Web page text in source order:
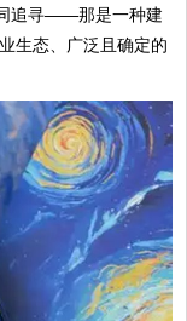
追寻——那是一种建
生态、广泛且确定的